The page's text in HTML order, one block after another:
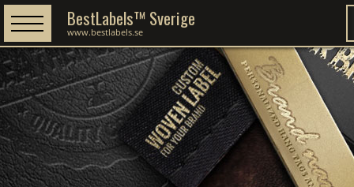
BestLabels™ Sverige
www.bestlabels.se